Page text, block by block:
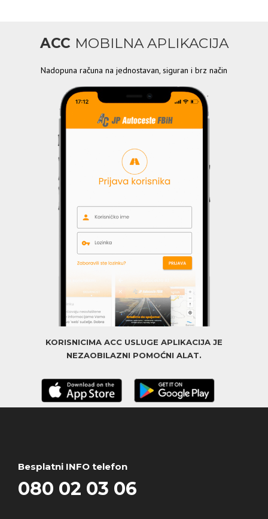
ACC MOBILNA APLIKACIJA
Nadopuna računa na jednostavan, siguran i brz način
KORISNICIMA ACC USLUGE APLIKACIJA JE
NEZAOBILAZNI POMOĆNI ALAT.
Besplatni INFO telefon
080 02 03 06